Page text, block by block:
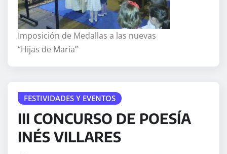
Imposición de Medallas a las nuevas
“Hijas de María”
FESTIVIDADES Y EVENTOS
III CONCURSO DE POESÍA
INÉS VILLARES